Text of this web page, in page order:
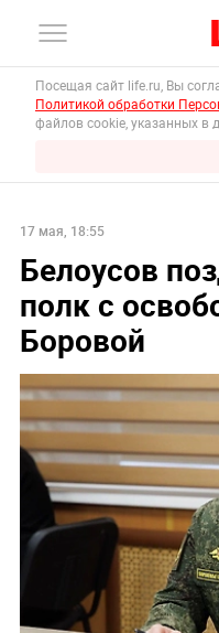
Посещая сайт life.ru, Вы
Политикой обработки
файлов cookie, указанных в
17 мая, 18:55
Белоусов
полк с
Боровой